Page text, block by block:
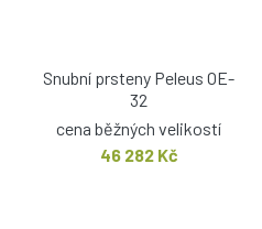
Snubní prsteny Peleus OE-
32
cena běžných velikostí
46 282 Kč